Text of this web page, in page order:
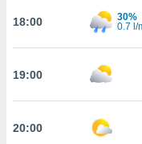
similares
sitio
posible
18:00
30%
0.7 l/
19:00
20:00